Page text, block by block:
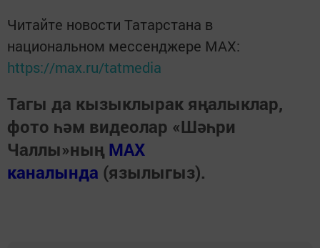
Читайте новости Татарстана в
национальном мессенджере MАХ:
https://max.ru/tatmedia
Тагы да кызыклырак яңалыклар,
фото һәм видеолар «Шәһри
Чаллы»ның MAX
каналында (язылыгыз).